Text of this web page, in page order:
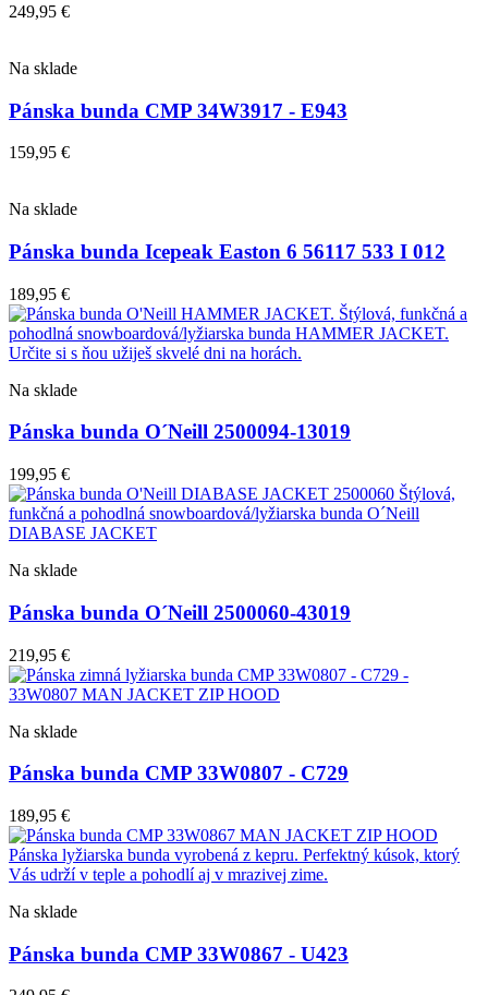
249,95 €
Na sklade
Pánska bunda CMP 34W3917 - E943
159,95 €
Na sklade
Pánska bunda Icepeak Easton 6 56117 533 I 012
189,95 €
Na sklade
Pánska bunda O´Neill 2500094-13019
199,95 €
Na sklade
Pánska bunda O´Neill 2500060-43019
219,95 €
Na sklade
Pánska bunda CMP 33W0807 - C729
189,95 €
Na sklade
Pánska bunda CMP 33W0867 - U423